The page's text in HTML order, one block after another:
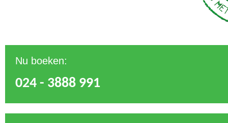
Nu boeken:
024 - 3888 991